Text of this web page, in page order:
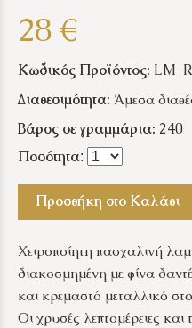
28 €
Κωδικός Προϊόντος: LM-
Διαθεσιμότητα: Άμεσα
Βάρος σε γραμμάρια: 240
Ποσότητα:
Προσθήκη στο Καλάθι
Χειροποίητη πασχαλινή
διακοσμημένη με φίνα
και κρεμαστό μεταλλικό
Οι χρυσές λεπτομέρειες και